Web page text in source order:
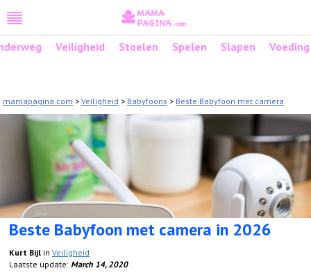
Toggle
navigation
Veiligheid Stoelen Spelen Slapen Voeding
mamapagina.com > Veiligheid > Babyfoons > Beste Babyfoon met camera
Beste Babyfoon met camera in 2026
Kurt Bijl in Veiligheid
Laatste update: March 14, 2020